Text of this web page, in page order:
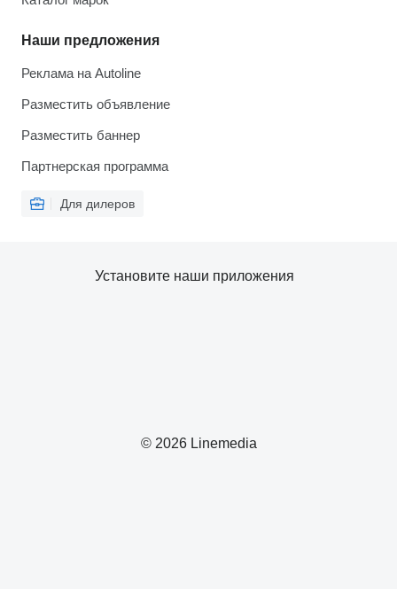
Наши предложения
Реклама на Autoline
Разместить объявление
Разместить баннер
Партнерская программа
Для дилеров
© 2026 Linemedia
Установите наши приложения